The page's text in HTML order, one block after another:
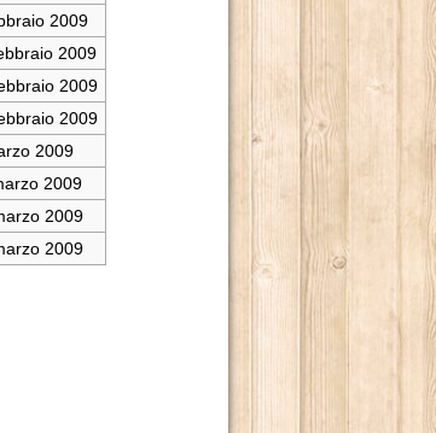
POLITICA (1A STAGIONE).
POLITICA (2A STAGIONE).
2009
2009
2009
2009
2009
2009
2009
2009